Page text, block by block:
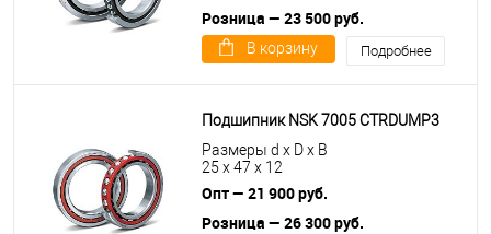
Розница — 23 500 руб.
В корзину Подробнее
Подшипник NSK 7005 CTRDUMP3
Размеры d x D x B
25 x 47 x 12
Опт — 21 900 руб.
Розница — 26 300 руб.